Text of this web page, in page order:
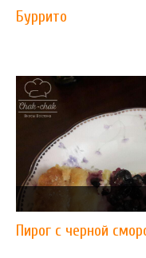
Буррито
Пирог с черной